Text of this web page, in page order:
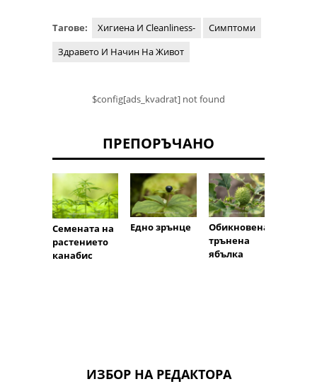
Тагове: Хигиена И Cleanliness-
Симптоми
Здравето И Начин На Живот
$config[ads_kvadrat] not found
ПРЕПОРЪЧАНО
Семената на
растението
канабис
Едно зрънце
Обикновена
трънена
ябълка
ИЗБОР НА РЕДАКТОРА